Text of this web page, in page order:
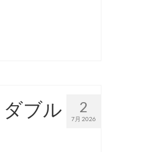
2
7月 2026
ブル